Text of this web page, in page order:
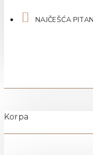
NAJČEŠĆA
Korpa